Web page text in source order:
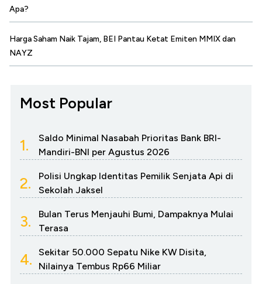
Apa?
Harga Saham Naik Tajam, BEI Pantau Ketat Emiten MMIX dan
NAYZ
Most Popular
1.
Saldo Minimal Nasabah Prioritas Bank BRI-
Mandiri-BNI per Agustus 2026
2.
Polisi Ungkap Identitas Pemilik Senjata Api di
Sekolah Jaksel
3.
Bulan Terus Menjauhi Bumi, Dampaknya Mulai
Terasa
4.
Sekitar 50.000 Sepatu Nike KW Disita,
Nilainya Tembus Rp66 Miliar